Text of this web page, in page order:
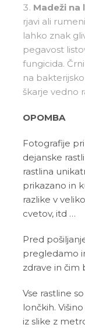
Madeži na
rjavi ali
lahko znak
pegavost
fungicida.
na
škarje vedno
OPOMBA
Fotografije
dejanske
rastlina
prikazano in
razlike v
cvetov, itd …
Pred
pregledamo
zdrave in čim
Vse rastline
lončkih.
iz slike z